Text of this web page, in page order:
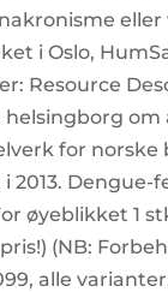
i Oslo,
Resource
for norske
2013. Dengue-
øyeblikket 1
(NB:
alle